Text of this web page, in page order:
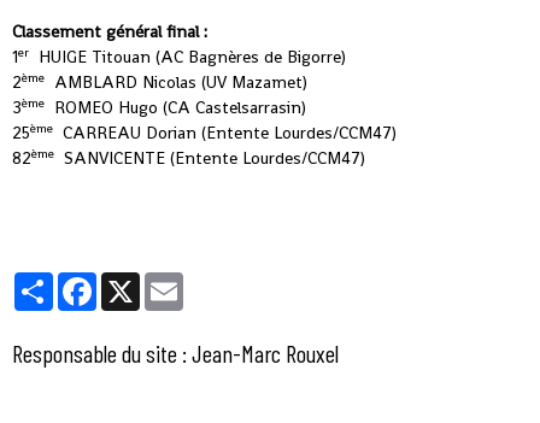
Classement général final :
1er
HUIGE Titouan (AC Bagnères de Bigorre)
2ème
AMBLARD Nicolas (UV Mazamet)
3ème
ROMEO Hugo (CA Castelsarrasin)
25ème
CARREAU Dorian (Entente Lourdes/CCM47)
82ème SANVICENTE (Entente Lourdes/CCM47)
PartagerFacebook
X
Responsable du site : Jean-Marc Rouxel